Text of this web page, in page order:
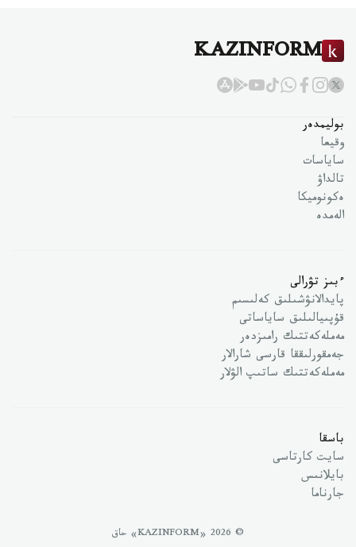
KAZINFORM
بوليمدەر
وقيعا
ساياسات
تالداۋ
ەكونوميكا
الەمدە
ءبىز تۋرالى
پايدالانۋشىلىق كەلىسىم
قۇپىيالىلىق ساياساتى
مەملەكەتتىك رامىزدەر
جەمقورلىققا قارسى شارالار
مەملەكەتتىك ساتىپ الۋلار
باسقا
سايت كارتاسى
بايلانىس
جارناما
© 2026 «KAZINFORM» حاق